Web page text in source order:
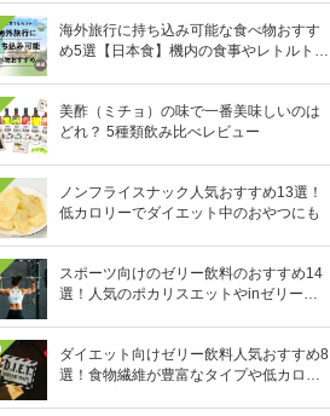
海外旅行に持ち込み可能な食べ物おすす
め5選【日本食】機内の食事やレトルト食
美酢（ミチョ）の味で一番美味しいのは
どれ？ 5種類飲み比べレビュー
ノンフライスナック人気おすすめ13選！
低カロリーでダイエット中のおやつにも
スポーツ向けのゼリー飲料のおすすめ14
選！人気のポカリスエットやinゼリーな
ダイエット向けゼリー飲料人気おすすめ8
選！食物繊維が豊富なタイプや低カロリ